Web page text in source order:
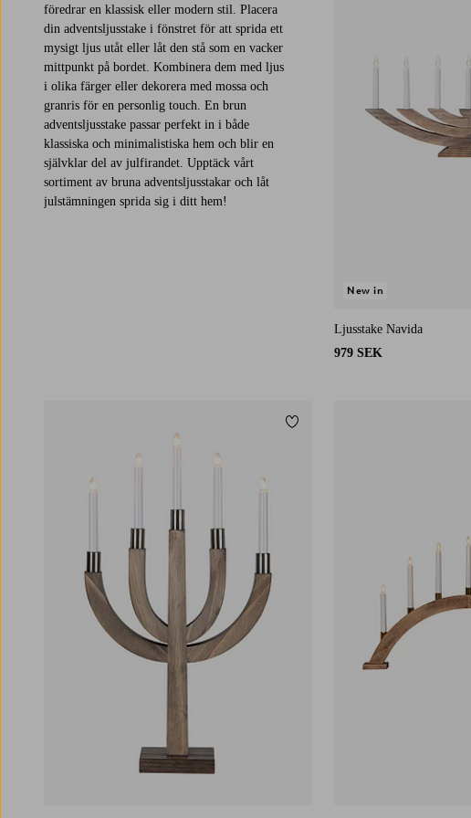
föredrar en klassisk eller modern stil. Placera
din adventsljusstake i fönstret för att sprida ett
mysigt ljus utåt eller låt den stå som en vacker
mittpunkt på bordet. Kombinera dem med ljus
i olika färger eller dekorera med mossa och
granris för en personlig touch. En brun
adventsljusstake passar perfekt in i både
klassiska och minimalistiska hem och blir en
självklar del av julfirandet. Upptäck vårt
sortiment av bruna adventsljusstakar och låt
julstämningen sprida sig i ditt hem!
Ljusstake Navida
979 SEK
New in
Lägg till i favoriter